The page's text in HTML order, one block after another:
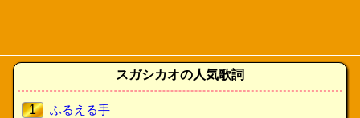
スガシカオの人気歌詞
1
ふるえる手